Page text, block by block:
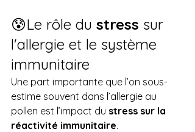
😰Le rôle du stress sur
l'allergie et le système
immunitaire
Une part importante que l’on sous-
estime souvent dans l’allergie au
pollen est l’impact du stress sur la
réactivité immunitaire.